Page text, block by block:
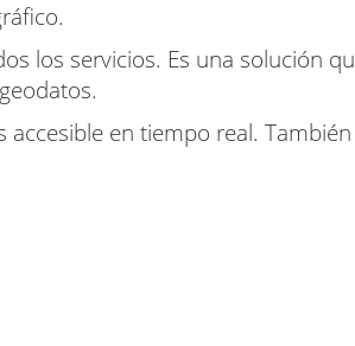
los servicios. Es una solución
en tiempo real.